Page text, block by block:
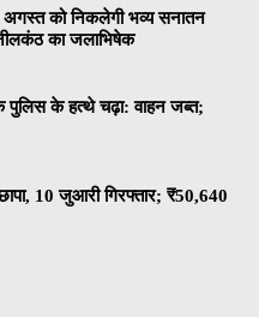
को निकलेगी भव्य सनातन
का जलाभिषेक
पुलिस के हत्थे चढ़ा: वाहन जब्त;
10 जुआरी गिरफ्तार; ₹50,640